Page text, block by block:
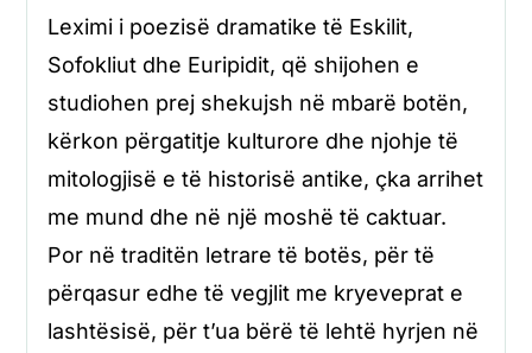
Leximi i poezisë dramatike të Eskilit,
Sofokliut dhe Euripidit, që shijohen e
studiohen prej shekujsh në mbarë botën,
kërkon përgatitje kulturore dhe njohje të
mitologjisë e të historisë antike, çka arrihet
me mund dhe në një moshë të caktuar.
Por në traditën letrare të botës, për të
përqasur edhe të vegjlit me kryeveprat e
lashtësisë, për t’ua bërë të lehtë hyrjen në